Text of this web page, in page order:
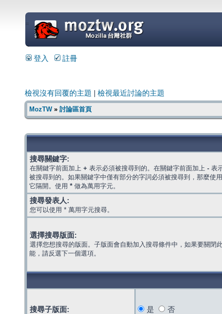
=
登入 註冊
檢視沒有回覆的主題 檢視最近討論的主題
MozTW» 討論區首頁
搜尋關鍵字:
在關鍵字前面加上 + 表示必須被搜尋到的。在關鍵字前面加上 - 表
被搜尋到的。如果關鍵字中僅有部分的字詞必須被搜尋到，那麼使
它隔開。使用 * 做為萬用字元。
搜尋發表人:
您可以使用 * 萬用字元搜尋。
選擇搜尋版面:
選擇您想搜尋的版面。子版面會自動加入搜尋條件中，如果要關閉
能，請反選下一個選項。
搜尋子版面: 是 否